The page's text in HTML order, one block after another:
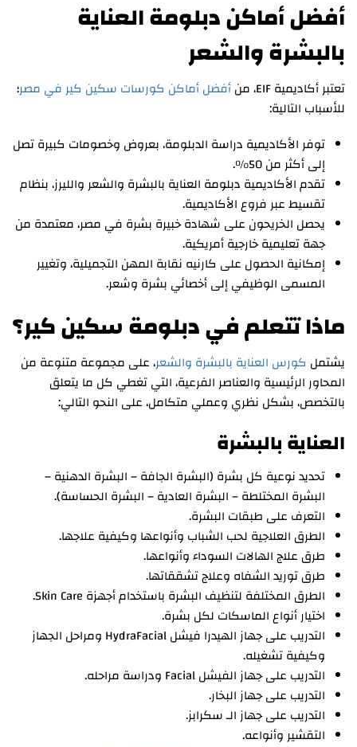
أفضل أماكن دبلومة العناية
بالبشرة والشعر
تعتبر أكاديمية EIF، من أفضل أماكن كورسات سكين كير في مصر؛
للأسباب التالية:
توفر الأكاديمية دراسة الدبلومة، بعروض وخصومات كبيرة تصل
إلى أكثر من 50%.
تقدم الأكاديمية دبلومة العناية بالبشرة والشعر والليرز، بنظام
تقسيط عبر فروع الأكاديمية.
يحصل الخريحون على شهادة خبيرة بشرة في مصر، معتمدة من
جهة تعليمية خارجية أمريكية.
إمكانية الحصول على كارنيه نقابة المهن التجميلية، وتغيير
المسمى الوظيفي إلى أخصائي بشرة وشعر.
ماذا تتعلم في دبلومة سكين كير؟
يشتمل كورس العناية بالبشرة والشعر، على مجموعة متنوعة من
المحاور الرئيسية والعناصر الفرعية، التي تغطي كل ما يتعلق
بالتخصص، بشكل نظري وعملي متكامل، على النحو التالي:
العناية بالبشرة
تحديد نوعية كل بشرة (البشرة الجافة – البشرة الدهنية –
البشرة المختلطة – البشرة العادية – البشرة الحساسة).
التعرف على طبقات البشرة.
الطرق العلاجية لحب الشباب وأنواعها وكيفية علاجها.
طرق علاج الهالات السوداء وأنواعها.
طرق توريد الشفاه وعلاج تشققاتها.
الطرق المختلفة لتنظيف البشرة باستخدام أجهزة Skin Care.
اختيار أنواع الماسكات لكل بشرة.
التدريب على جهاز الهيدرا فيشل HydraFacial ومراحل الجهاز
وكيفية تشغيله.
التدريب على جهاز الفيشل Facial ودراسة مراحله.
التدريب على جهاز البخار.
التدريب على جهاز الـ سكرابز.
التقشير وأنواعه.